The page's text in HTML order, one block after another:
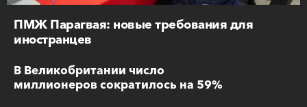
ПМЖ Парагвая: новые требования для
иностранцев
В Великобритании число
миллионеров сократилось на 59%